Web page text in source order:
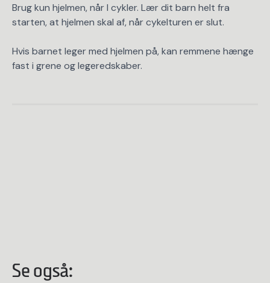
Brug kun hjelmen, når I cykler. Lær dit barn helt fra
starten, at hjelmen skal af, når cykelturen er slut.
Hvis barnet leger med hjelmen på, kan remmene hænge
fast i grene og legeredskaber.
Se også: